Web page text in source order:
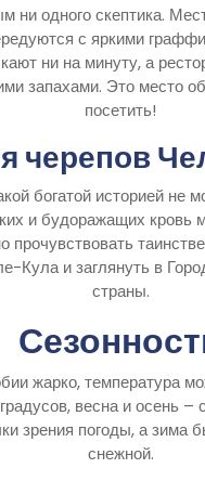
ни одного скептика.
с яркими
ни на минуту, а
запахами. Это место
посетить!
черепов
богатой историей не
и будоражащих кровь
прочувствовать
Кула и заглянуть в
страны.
жарко, температура
весна и осень –
зрения погоды, а зима
снежной.